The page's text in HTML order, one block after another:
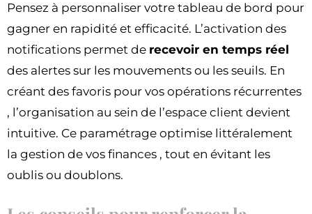
Pensez à personnaliser votre tableau de bord pour
gagner en rapidité et efficacité. L’activation des
notifications permet de recevoir en temps réel
des alertes sur les mouvements ou les seuils. En
créant des favoris pour vos opérations récurrentes
, l’organisation au sein de l’espace client devient
intuitive. Ce paramétrage optimise littéralement
la gestion de vos finances , tout en évitant les
oublis ou doublons.